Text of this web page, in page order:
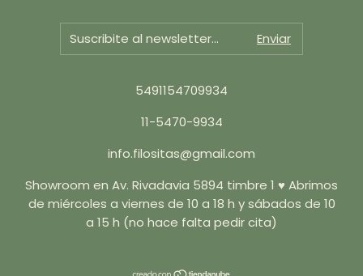
5491154709934
11-5470-9934
info.filositas@gmail.com
Showroom en Av. Rivadavia 5894 timbre 1 ♥ Abrimos
de miércoles a viernes de 10 a 18 h y sábados de 10
a 15 h (no hace falta pedir cita)